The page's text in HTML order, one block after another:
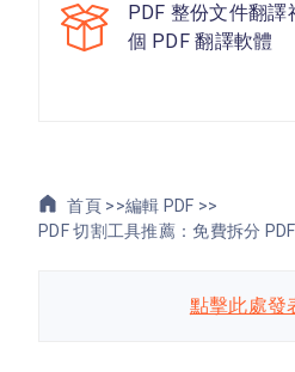
PDF 整份文件翻
個 PDF 翻譯軟體
首頁 >>編輯 PDF >>
PDF 切割工具推薦：免費拆分
點擊此處發